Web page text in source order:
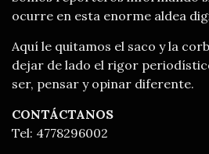
ocurre en esta enorme aldea
Aquí le quitamos el saco y la
dejar de lado el rigor
ser, pensar y opinar diferente.
CONTÁCTANOS
Tel: 4778296002